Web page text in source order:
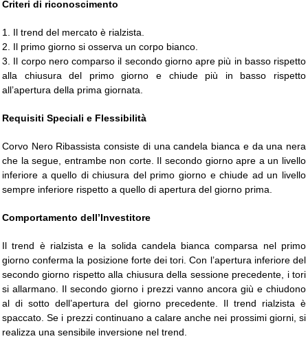
Criteri di riconoscimento
1. Il trend del mercato è rialzista.
2. Il primo giorno si osserva un corpo bianco.
3. Il corpo nero comparso il secondo giorno apre più in basso rispetto
alla chiusura del primo giorno e chiude più in basso rispetto
all’apertura della prima giornata.
Requisiti Speciali e Flessibilità
Corvo Nero Ribassista consiste di una candela bianca e da una nera
che la segue, entrambe non corte. Il secondo giorno apre a un livello
inferiore a quello di chiusura del primo giorno e chiude ad un livello
sempre inferiore rispetto a quello di apertura del giorno prima.
Comportamento dell’Investitore
Il trend è rialzista e la solida candela bianca comparsa nel primo
giorno conferma la posizione forte dei tori. Con l’apertura inferiore del
secondo giorno rispetto alla chiusura della sessione precedente, i tori
si allarmano. Il secondo giorno i prezzi vanno ancora giù e chiudono
al di sotto dell’apertura del giorno precedente. Il trend rialzista è
spaccato. Se i prezzi continuano a calare anche nei prossimi giorni, si
realizza una sensibile inversione nel trend.